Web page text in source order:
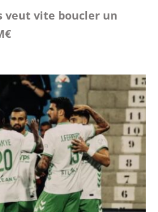
veut vite boucler un